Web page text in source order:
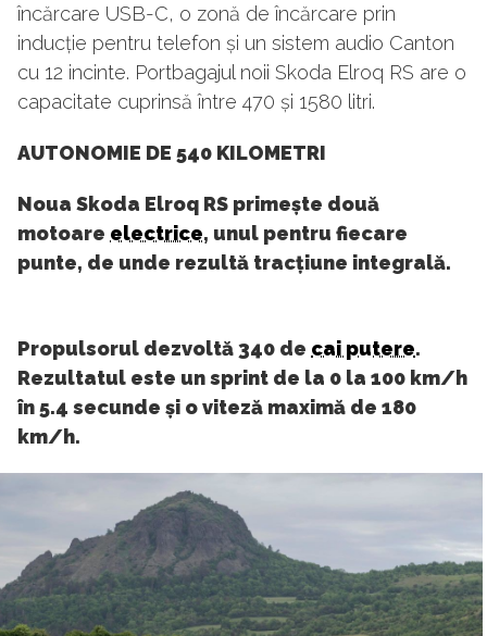
încărcare USB-C, o zonă de încărcare prin
inducție pentru telefon și un sistem audio Canton
cu 12 incinte. Portbagajul noii Skoda Elroq RS are o
capacitate cuprinsă între 470 și 1580 litri.
AUTONOMIE DE 540 KILOMETRI
Noua Skoda Elroq RS primește două
motoare electrice, unul pentru fiecare
punte, de unde rezultă tracțiune integrală.
Propulsorul dezvoltă 340 de cai putere.
Rezultatul este un sprint de la 0 la 100 km/h
în 5.4 secunde și o viteză maximă de 180
km/h.